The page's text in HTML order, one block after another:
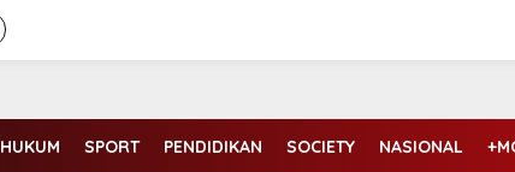
HUKUM SPORT PENDIDIKAN SOCIETY NASIONAL